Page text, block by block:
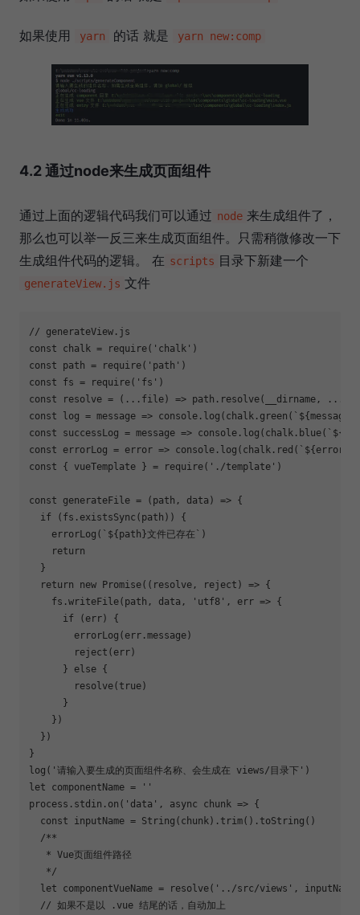
如果使用 yarn 的话 就是 yarn new:comp
4.2 通过node来生成页面组件
通过上面的逻辑代码我们可以通过 node 来生成组件了，
那么也可以举一反三来生成页面组件。只需稍微修改一下
生成组件代码的逻辑。 在 scripts 目录下新建一个
generateView.js 文件
// generateView.js
const chalk = require( 'chalk'
const path = require( 'path'
const fs = require( 'fs'
const resolve = ( ...file ) =>
const log = message => console .log(chalk.green( ` ${message}
const successLog = message => console .log(chalk.blue( `
const errorLog = error => console .log(chalk.red( ` ${error}
const { vueTemplate } = require( './template' )
const generateFile = ( path, data ) => {
if (fs.existsSync(path)) {
    errorLog(
` ${path}文件已存在` )
return
  }
return
new Promise( ( resolve, reject ) => {
    fs.writeFile(path, data,
'utf8' , err => {
if (err) {
        errorLog(err.message)
        reject(err)
      }
else {
        resolve(
true )
      }
    })
  })
}
log( '请输入要生成的页面组件名称、会生成在 views/目录下'
let componentName =
''
process.stdin.on( 'data' , async chunk => {
const inputName = String (chunk).trim().toString()
/**
   * Vue页面组件路径
   */
let componentVueName = resolve( '../src/views' , inputName)
// 如果不是以 .vue 结尾的话，自动加上